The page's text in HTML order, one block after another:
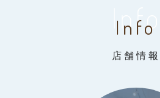
Info
Info
店舗情報